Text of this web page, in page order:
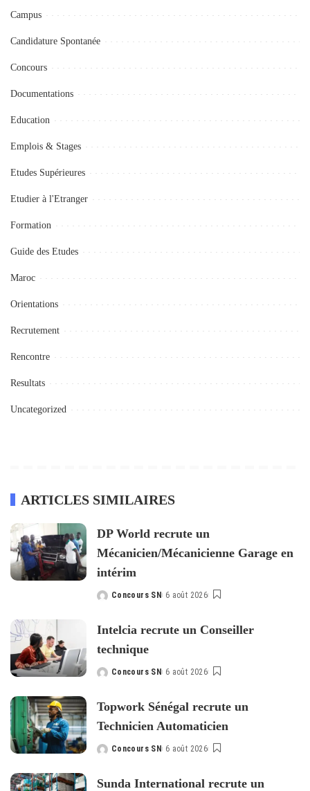
Campus
Candidature Spontanée
Concours
Documentations
Education
Emplois & Stages
Etudes Supérieures
Etudier à l'Etranger
Formation
Guide des Etudes
Maroc
Orientations
Recrutement
Rencontre
Resultats
Uncategorized
ARTICLES SIMILAIRES
DP World recrute un
Mécanicien/Mécanicienne Garage en
intérim
Posted
Concours SN 6 août 2026
Intelcia recrute un Conseiller
technique
Posted
Concours SN 6 août 2026
Topwork Sénégal recrute un
Technicien Automaticien
Posted
Concours SN 6 août 2026
Sunda International recrute un